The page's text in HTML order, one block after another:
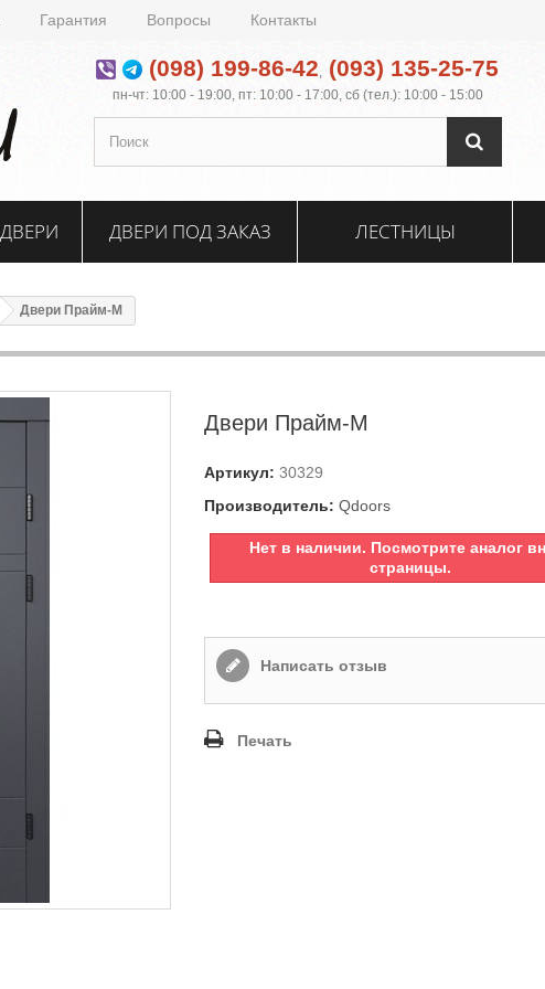
Гарантия Вопросы Контакты
(098) 199-86-42, (093) 135-25-75
пн-чт: 10:00 - 19:00, пт: 10:00 - 17:00, сб (тел.): 10:00 - 15:00
ДВЕРИ ПОД ЗАКАЗ ЛЕСТНИЦЫ
Двери Прайм-М
Двери Прайм-М
Артикул: 30329
Производитель: Qdoors
Нет в наличии. Посмотрите аналог
страницы.
Написать отзыв
Печать